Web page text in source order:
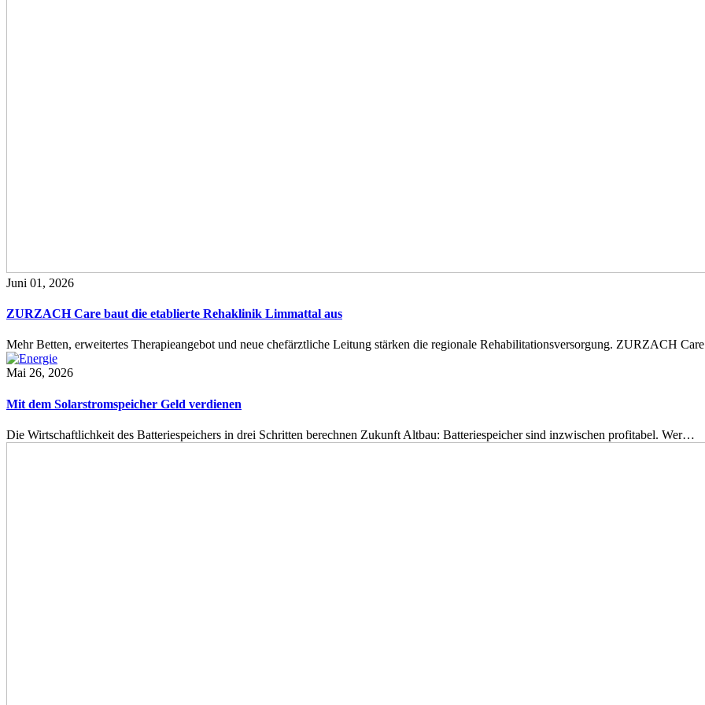
Juni 01, 2026
ZURZACH Care baut die etablierte Rehaklinik Limmattal aus
Mehr Betten, erweitertes Therapieangebot und neue chefärztliche Leitung stärken die regionale Rehabilitationsversorgung. ZURZACH
Mai 26, 2026
Mit dem Solarstromspeicher Geld verdienen
Die Wirtschaftlichkeit des Batteriespeichers in drei Schritten berechnen Zukunft Altbau: Batteriespeicher sind inzwischen profitabel. Wer…